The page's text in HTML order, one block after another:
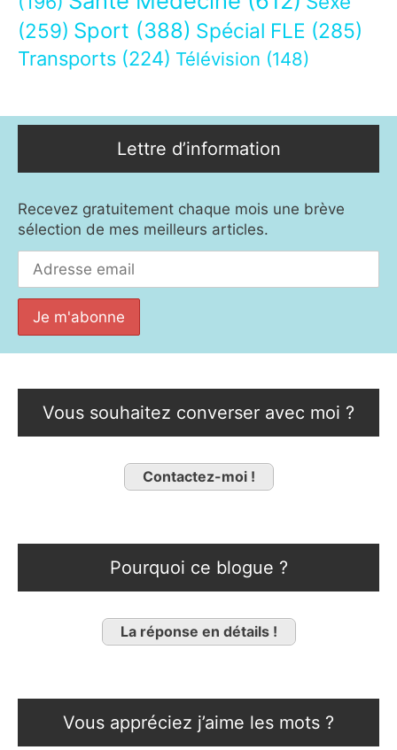
(259) Sport (388) Spécial FLE (285)
Transports (224) Télévision (148)
Lettre d’information
Recevez gratuitement chaque mois une brève
sélection de mes meilleurs articles.
Vous souhaitez converser avec moi ?
Contactez-moi !
Pourquoi ce blogue ?
La réponse en détails !
Vous appréciez j’aime les mots ?